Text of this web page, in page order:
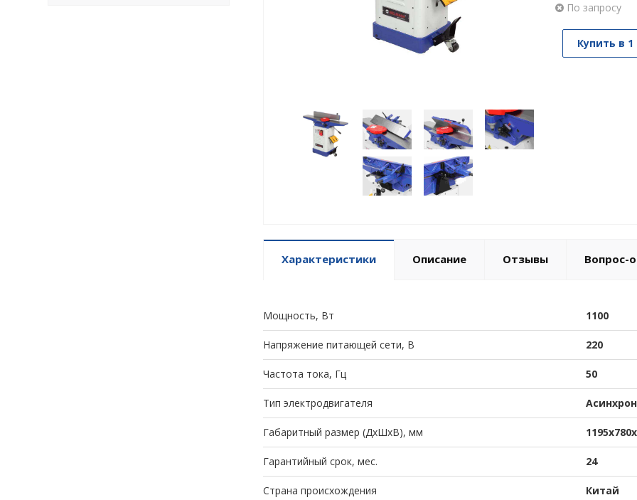
По запросу
Купить в 1
Характеристики Описание Отзывы Вопрос-
Мощность, Вт 1100
Напряжение питающей сети, В 220
Частота тока, Гц 50
Тип электродвигателя
Габаритный размер (ДхШхВ), мм
Гарантийный срок, мес. 24
Страна происхождения Китай